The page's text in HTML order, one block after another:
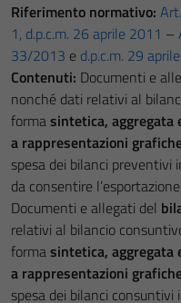
Riferimento normativo:
1, d.p.c.m. 26 aprile 2011 –
33/2013 e d.p.c.m. 29
Contenuti: Documenti e
nonché dati relativi al
formasintetica, aggregata
a rappresentazioni
spesa dei bilanci
da consentire
Documenti e allegati del
relativi al bilancio
formasintetica, aggregata
a rappresentazioni
spesa dei bilanci